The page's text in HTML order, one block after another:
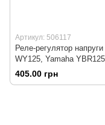
Артикул: 506117
Реле-регулятор напруги
WY125, Yamaha YBR125
405.00 грн